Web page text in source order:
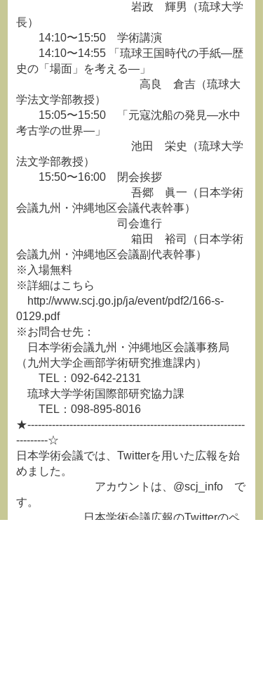
岩政 輝男（琉球大学
長）
14:10〜15:50 学術講演
14:10〜14:55 「琉球王国時代の手紙―歴
史の「場面」を考える―」
高良 倉吉（琉球大
学法文学部教授）
15:05〜15:50 「元寇沈船の発見―水中
考古学の世界―」
池田 栄史（琉球大学
法文学部教授）
15:50〜16:00 閉会挨拶
吾郷 眞一（日本学術
会議九州・沖縄地区会議代表幹事）
司会進行
箱田 裕司（日本学術
会議九州・沖縄地区会議副代表幹事）
※入場無料
※詳細はこちら
http://www.scj.go.jp/ja/event/pdf2/166-s-
0129.pdf
※お問合せ先：
日本学術会議九州・沖縄地区会議事務局
（九州大学企画部学術研究推進課内）
TEL：092‐642‐2131
琉球大学学術国際部研究協力課
TEL：098‐895‐8016
★--------------------------------------------------------------
---------☆
日本学術会議では、Twitterを用いた広報を始
めました。
アカウントは、@scj_info で
す。
日本学術会議広報のTwitterのペ